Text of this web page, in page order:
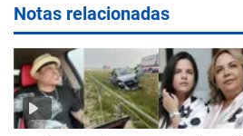
Notas relacionadas